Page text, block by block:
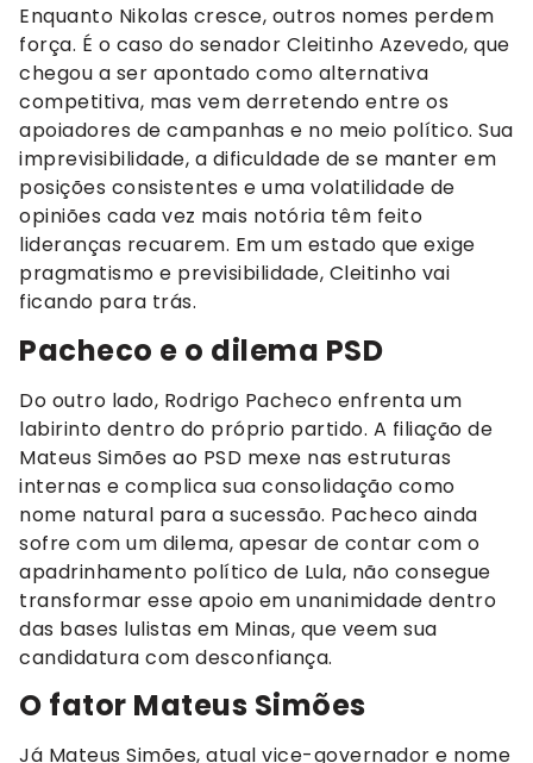
Enquanto Nikolas cresce, outros nomes perdem
força. É o caso do senador Cleitinho Azevedo, que
chegou a ser apontado como alternativa
competitiva, mas vem derretendo entre os
apoiadores de campanhas e no meio político. Sua
imprevisibilidade, a dificuldade de se manter em
posições consistentes e uma volatilidade de
opiniões cada vez mais notória têm feito
lideranças recuarem. Em um estado que exige
pragmatismo e previsibilidade, Cleitinho vai
ficando para trás.
Pacheco e o dilema PSD
Do outro lado, Rodrigo Pacheco enfrenta um
labirinto dentro do próprio partido. A filiação de
Mateus Simões ao PSD mexe nas estruturas
internas e complica sua consolidação como
nome natural para a sucessão. Pacheco ainda
sofre com um dilema, apesar de contar com o
apadrinhamento político de Lula, não consegue
transformar esse apoio em unanimidade dentro
das bases lulistas em Minas, que veem sua
candidatura com desconfiança.
O fator Mateus Simões
Já Mateus Simões, atual vice-governador e nome